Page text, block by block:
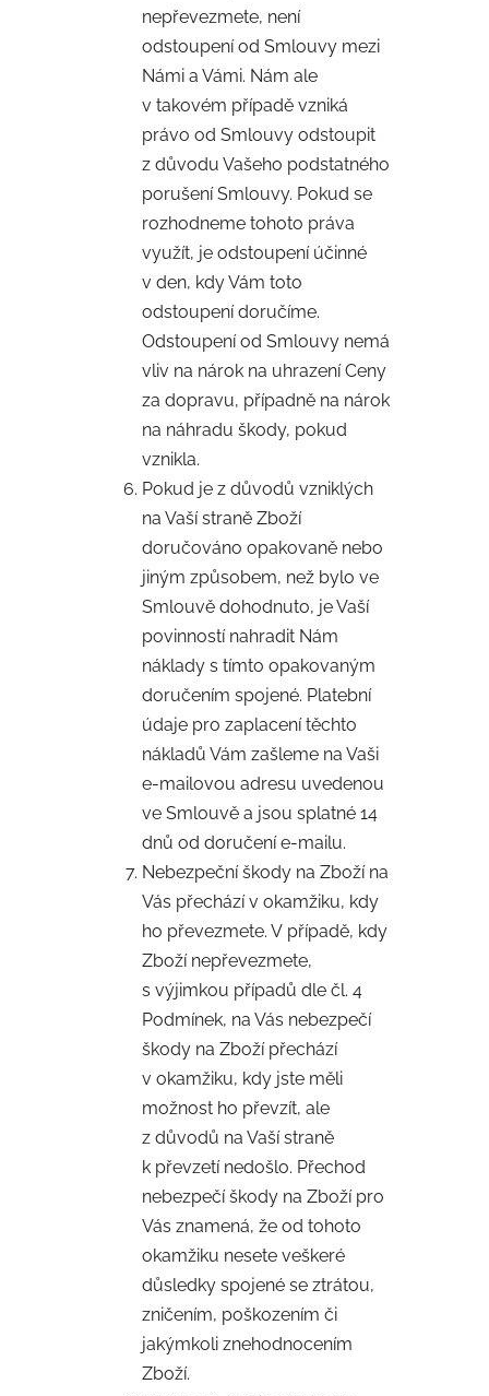
nepřevezmete, není
odstoupení od Smlouvy mezi
Námi a Vámi. Nám ale
v takovém případě vzniká
právo od Smlouvy odstoupit
z důvodu Vašeho podstatného
porušení Smlouvy. Pokud se
rozhodneme tohoto práva
využít, je odstoupení účinné
v den, kdy Vám toto
odstoupení doručíme.
Odstoupení od Smlouvy nemá
vliv na nárok na uhrazení Ceny
za dopravu, případně na nárok
na náhradu škody, pokud
vznikla.
Pokud je z důvodů vzniklých
na Vaší straně Zboží
doručováno opakovaně nebo
jiným způsobem, než bylo ve
Smlouvě dohodnuto, je Vaší
povinností nahradit Nám
náklady s tímto opakovaným
doručením spojené. Platební
údaje pro zaplacení těchto
nákladů Vám zašleme na Vaši
e-mailovou adresu uvedenou
ve Smlouvě a jsou splatné 14
dnů od doručení e-mailu.
Nebezpeční škody na Zboží na
Vás přechází v okamžiku, kdy
ho převezmete. V případě, kdy
Zboží nepřevezmete,
s výjimkou případů dle čl. 4
Podmínek, na Vás nebezpečí
škody na Zboží přechází
v okamžiku, kdy jste měli
možnost ho převzít, ale
z důvodů na Vaší straně
k převzetí nedošlo. Přechod
nebezpečí škody na Zboží pro
Vás znamená, že od tohoto
okamžiku nesete veškeré
důsledky spojené se ztrátou,
zničením, poškozením či
jakýmkoli znehodnocením
Zboží.